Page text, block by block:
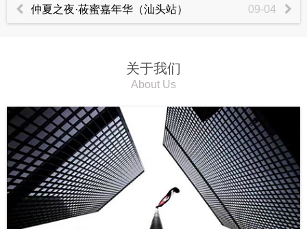
仲夏之夜·莜蜜嘉年华（汕头站） 09-04
关于我们
About Us